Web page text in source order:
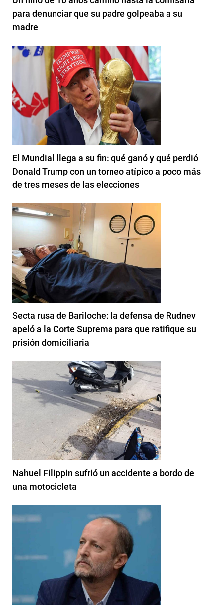
para denunciar que su padre golpeaba a su
madre
El Mundial llega a su fin: qué ganó y qué perdió
Donald Trump con un torneo atípico a poco más
de tres meses de las elecciones
Secta rusa de Bariloche: la defensa de Rudnev
apeló a la Corte Suprema para que ratifique su
prisión domiciliaria
Nahuel Filippin sufrió un accidente a bordo de
una motocicleta